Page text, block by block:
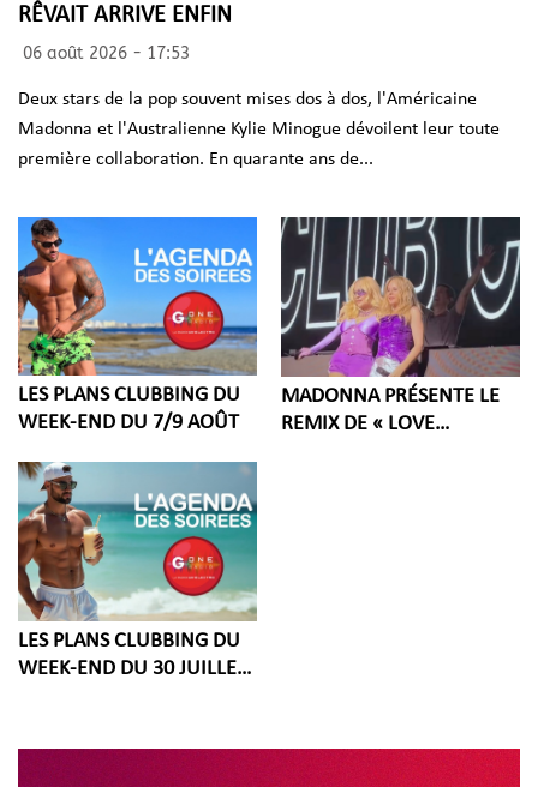
RÊVAIT ARRIVE ENFIN
06 août 2026 - 17:53
Deux stars de la pop souvent mises dos à dos, l'Américaine
Madonna et l'Australienne Kylie Minogue dévoilent leur toute
première collaboration. En quarante ans de...
LES PLANS CLUBBING DU
WEEK-END DU 7/9 AOÛT
MADONNA PRÉSENTE LE
REMIX DE « LOVE
LES PLANS CLUBBING DU
WEEK-END DU 30 JUILLET